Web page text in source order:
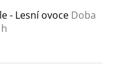
- Lesní ovoce Doba